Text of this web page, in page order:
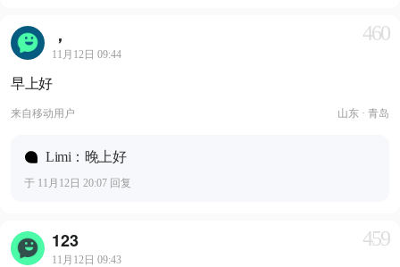
，
11月12日 09:44
460
早上好
来自移动用户 山东 · 青岛
Limi：晚上好
于 11月12日 20:07 回复
123
11月12日 09:43
459